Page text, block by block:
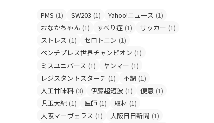
PMS (1) SW203 (1) Yahoo!ニュース (1)
おなかちゃん (1) すべり症 (1) サッカー (1)
ストレス (1) セロトニン (1)
ベンチプレス世界チャンピオン (1)
ミスユニバース (1) ヤンマー (1)
レジスタントスターチ (1) 不調 (1)
人工甘味料 (3) 伊藤超短波 (1) 便意 (1)
児玉大紀 (1) 医師 (1) 取材 (1)
大阪マーヴェラス (1) 大阪日日新聞 (1)